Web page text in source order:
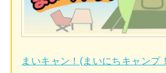
まいキャン！(まいにちキャンプ